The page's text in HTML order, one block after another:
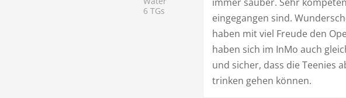
6 TGs
eingegangen sind.
haben mit viel Freude den
haben sich im InMo auch
und sicher, dass die Teenies
trinken gehen können.